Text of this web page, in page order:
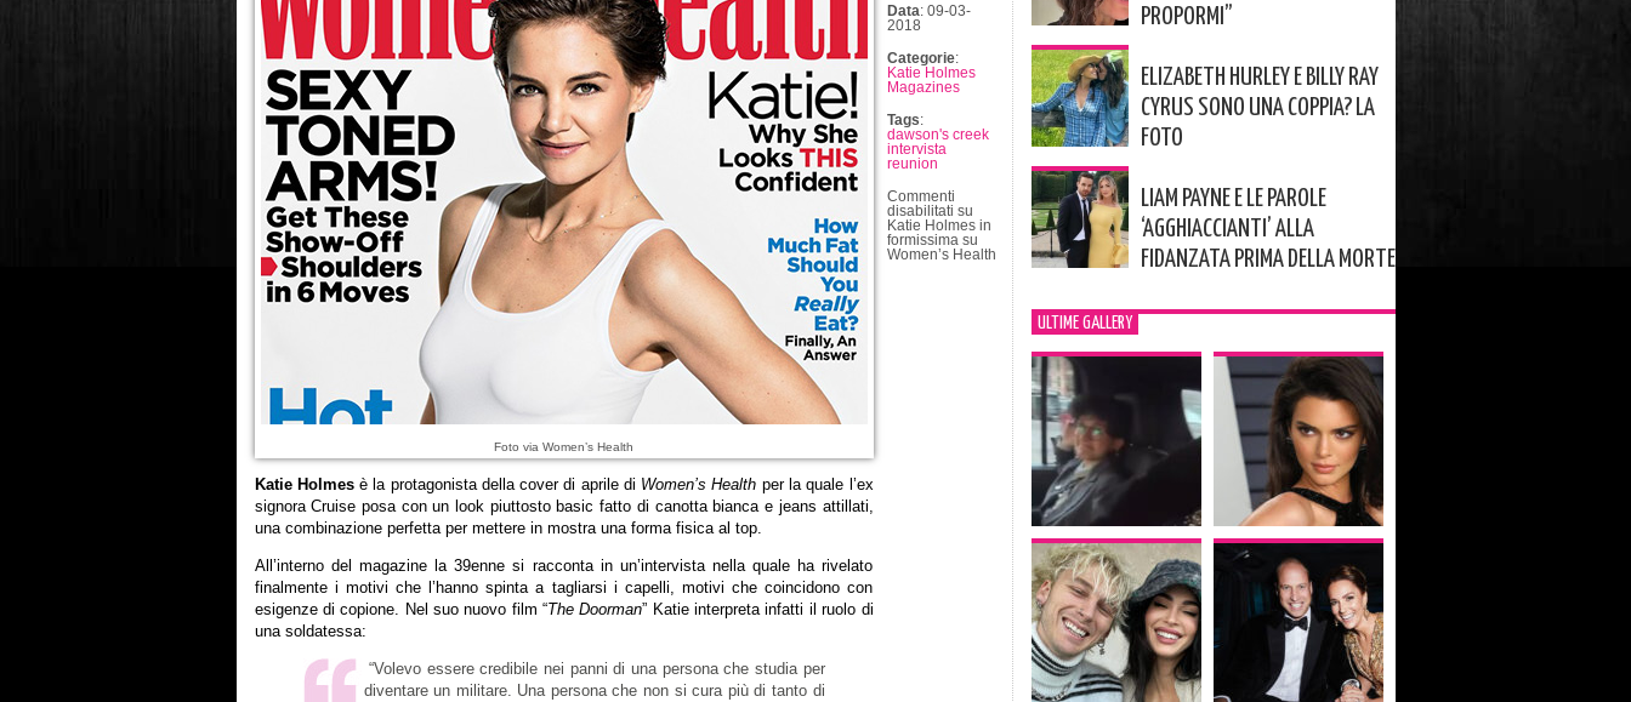
Foto via Women’s Health
Katie Holmesè la protagonista della cover di aprile di Women’s Health per la quale l’ex
signora Cruise posa con un look piuttosto basic fatto di canotta bianca e jeans attillati,
una combinazione perfetta per mettere in mostra una forma fisica al top.
All’interno del magazine la 39enne si racconta in un’intervista nella quale ha rivelato
finalmente i motivi che l’hanno spinta a tagliarsi i capelli, motivi che coincidono con
esigenze di copione. Nel suo nuovo film “The Doorman” Katie interpreta infatti il ruolo di
una soldatessa:
“Volevo essere credibile nei panni di una persona che studia per
diventare un militare. Una persona che non si cura più di tanto di
Data: 09-03-
2018
Categorie:
Katie Holmes
Magazines
Tags:
dawson's creek
intervista
reunion
Commenti
disabilitati su
Katie Holmes in
formissima su
Women’s Health
PROPORMI”
ELIZABETH HURLEY E BILLY RAY
CYRUS SONO UNA COPPIA? LA
FOTO
LIAM PAYNE E LE PAROLE
‘AGGHIACCIANTI’ ALLA
FIDANZATA PRIMA DELLA MORTE
ULTIME GALLERY